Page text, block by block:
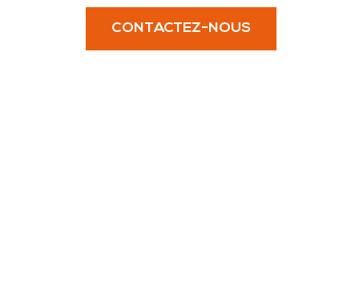
CONTACTEZ-NOUS